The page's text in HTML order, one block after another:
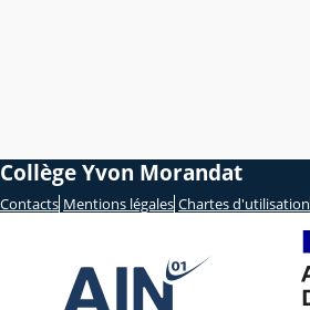
Collège Yvon Morandat
Contacts Mentions légales Chartes d'utilisation